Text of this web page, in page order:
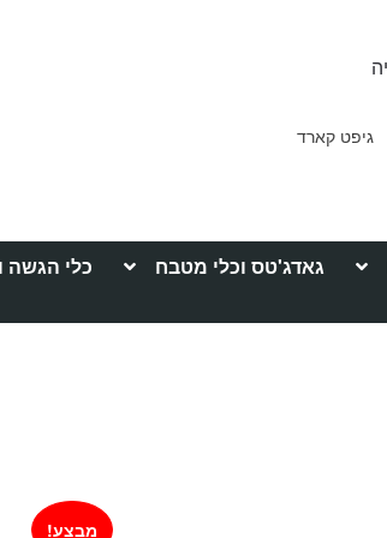
גיפט קארד
גאדג'טס וכלי מטבח כלי הגשה
מבצע!